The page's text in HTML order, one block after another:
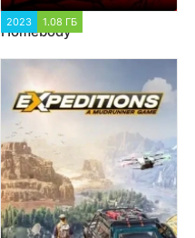
2023 1.08 ГБ
Homebody